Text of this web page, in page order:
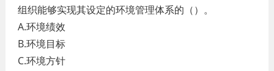
组织能够实现其设定的环境管理体系的（）。
A.环境绩效
B.环境目标
C.环境方针